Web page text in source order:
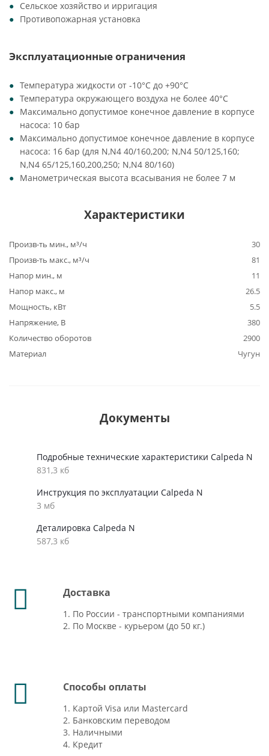
Сельское хозяйство и ирригация
Противопожарная установка
Эксплуатационные ограничения
Температура жидкости от -10°C до +90°C
Температура окружающего воздуха не более 40°C
Максимально допустимое конечное давление в корпусе
насоса: 10 бар
Максимально допустимое конечное давление в корпусе
насоса: 16 бар (для N,N4 40/160,200; N,N4 50/125,160;
N,N4 65/125,160,200,250; N,N4 80/160)
Манометрическая высота всасывания не более 7 м
Характеристики
Произв-ть мин., м³/ч
30
Произв-ть макс., м³/ч
81
Напор мин., м
11
Напор макс., м
26.5
Мощность, кВт
5.5
Напряжение, В
380
Количество оборотов
2900
Материал
Чугун
Документы
Подробные технические характеристики Calpeda N
831,3 кб
Инструкция по эксплуатации Calpeda N
3 мб
Деталировка Calpeda N
587,3 кб
Доставка
1. По России - транспортными компаниями
2. По Москве - курьером (до 50 кг.)
Способы оплаты
1. Картой Visa или Mastercard
2. Банковским переводом
3. Наличными
4. Кредит